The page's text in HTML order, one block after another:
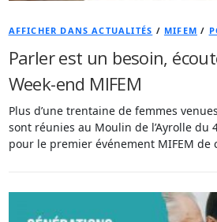
AFFICHER DANS ACTUALITÉS / MIFEM /
Parler est un besoin,
Week-end MIFEM
Plus d’une trentaine de femmes
sont réunies au Moulin de l’Ayrolle du
pour le premier événement MIFEM de